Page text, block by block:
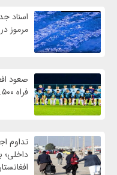
اسناد
مرموز
صعود
فراه ۰.۵۰۰ امتیاز دیگر گرفت
تداوم